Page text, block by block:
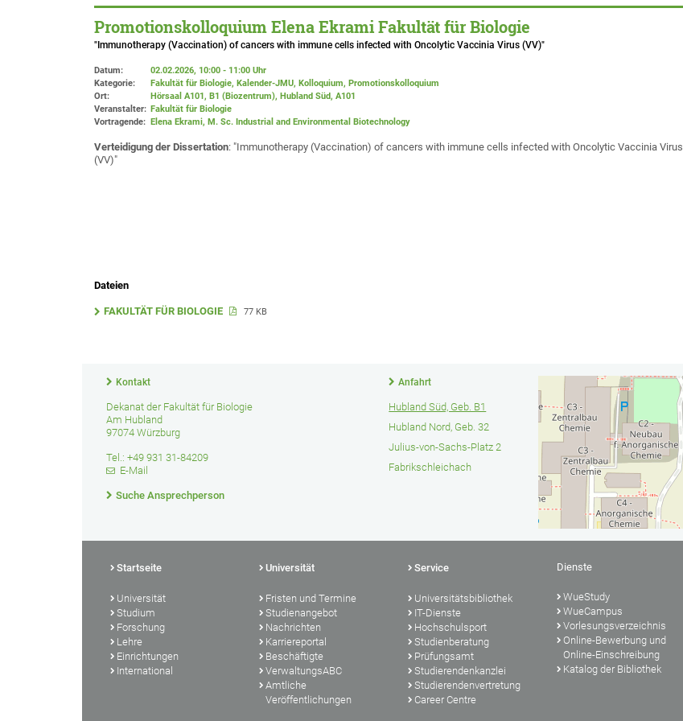
Promotionskolloquium Elena Ekrami Fakultät für Biologie
"Immunotherapy (Vaccination) of cancers with immune cells infected with Oncolytic Vaccinia Virus (VV)"
Datum:
02.02.2026, 10:00 - 11:00 Uhr
Kategorie:
Fakultät für Biologie, Kalender-JMU, Kolloquium, Promotionskolloquium
Ort:
Hörsaal A101, B1 (Biozentrum), Hubland Süd, A101
Veranstalter: Fakultät für Biologie
Vortragende: Elena Ekrami, M. Sc. Industrial and Environmental Biotechnology
Verteidigung der Dissertation: "Immunotherapy (Vaccination) of cancers with immune cells infected with Oncolytic Vaccinia Virus
(VV)"
Dateien
FAKULTÄT FÜR BIOLOGIE 77 KB
Kontakt
Dekanat der Fakultät für Biologie
Am Hubland
97074 Würzburg
Tel.: +49 931 31-84209
E-Mail
Suche Ansprechperson
Anfahrt
Hubland Süd, Geb. B1
Hubland Nord, Geb. 32
Julius-von-Sachs-Platz 2
Fabrikschleichach
Startseite
Universität
Studium
Forschung
Lehre
Einrichtungen
International
Universität
Fristen und Termine
Studienangebot
Nachrichten
Karriereportal
Beschäftigte
VerwaltungsABC
Amtliche
Veröffentlichungen
Service
Universitätsbibliothek
IT-Dienste
Hochschulsport
Studienberatung
Prüfungsamt
Studierendenkanzlei
Studierendenvertretung
Career Centre
Dienste
WueStudy
WueCampus
Vorlesungsverzeichnis
Online-Bewerbung und
Online-Einschreibung
Katalog der Bibliothek